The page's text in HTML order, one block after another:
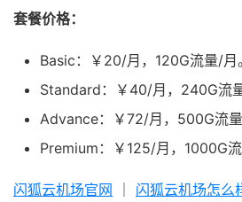
套餐价格：
Basic：￥20/月，120G流量/月。
Standard：￥40/月，240G流
Advance：￥72/月，500G流量
Premium：￥125/月，1000G流
闪狐云机场官网 闪狐云机场怎么